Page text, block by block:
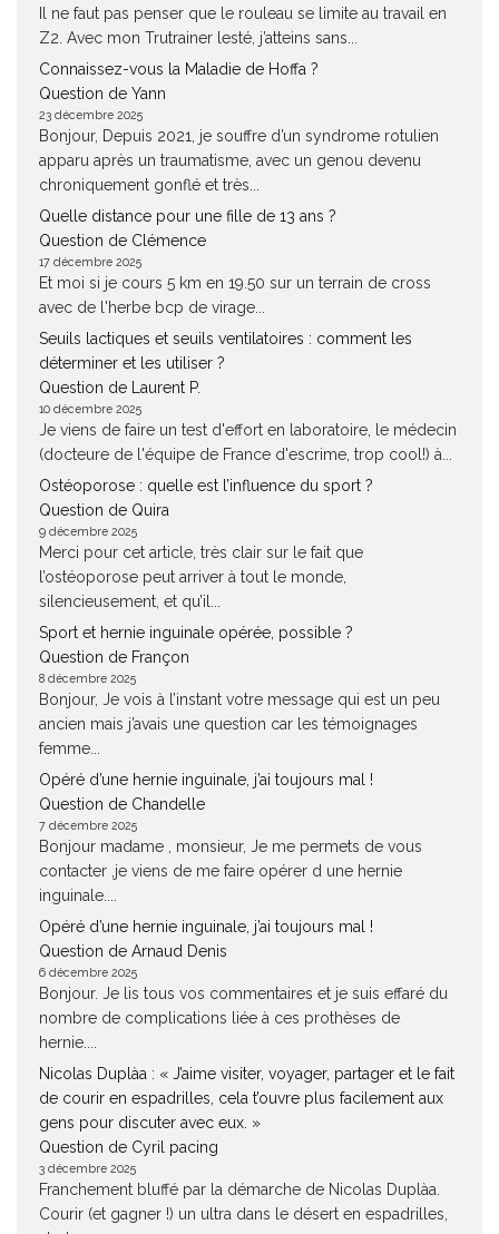
Il ne faut pas penser que le rouleau se limite au travail en
Z2. Avec mon Trutrainer lesté, j’atteins sans...
Connaissez-vous la Maladie de Hoffa ?
Question de Yann
23 décembre 2025
Bonjour, Depuis 2021, je souffre d’un syndrome rotulien
apparu après un traumatisme, avec un genou devenu
chroniquement gonflé et très...
Quelle distance pour une fille de 13 ans ?
Question de Clémence
17 décembre 2025
Et moi si je cours 5 km en 19.50 sur un terrain de cross
avec de l'herbe bcp de virage...
Seuils lactiques et seuils ventilatoires : comment les
déterminer et les utiliser ?
Question de Laurent P.
10 décembre 2025
Je viens de faire un test d'effort en laboratoire, le médecin
(docteure de l'équipe de France d'escrime, trop cool!) à...
Ostéoporose : quelle est l’influence du sport ?
Question de Quira
9 décembre 2025
Merci pour cet article, très clair sur le fait que
l’ostéoporose peut arriver à tout le monde,
silencieusement, et qu’il...
Sport et hernie inguinale opérée, possible ?
Question de Françon
8 décembre 2025
Bonjour, Je vois à l’instant votre message qui est un peu
ancien mais j’avais une question car les témoignages
femme...
Opéré d’une hernie inguinale, j’ai toujours mal !
Question de Chandelle
7 décembre 2025
Bonjour madame , monsieur, Je me permets de vous
contacter ,je viens de me faire opérer d une hernie
inguinale....
Opéré d’une hernie inguinale, j’ai toujours mal !
Question de Arnaud Denis
6 décembre 2025
Bonjour. Je lis tous vos commentaires et je suis effaré du
nombre de complications liée à ces prothèses de
hernie....
Nicolas Duplàa : « J’aime visiter, voyager, partager et le fait
de courir en espadrilles, cela t’ouvre plus facilement aux
gens pour discuter avec eux. »
Question de Cyril pacing
3 décembre 2025
Franchement bluffé par la démarche de Nicolas Duplàa.
Courir (et gagner !) un ultra dans le désert en espadrilles,